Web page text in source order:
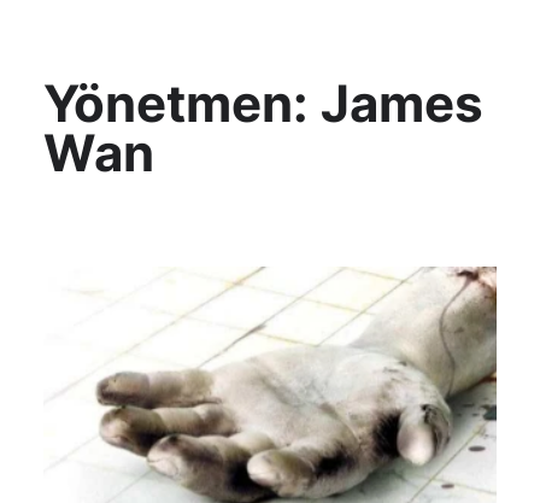
Yönetmen: James
Wan